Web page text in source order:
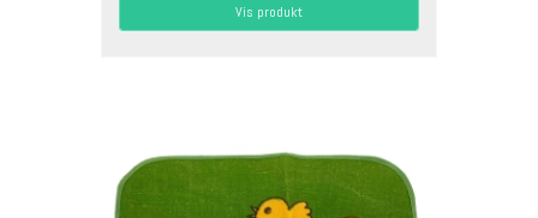
Vis produkt